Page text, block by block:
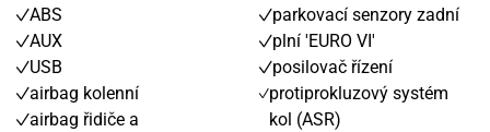
ABS
AUX
USB
airbag kolenní
airbag řidiče a
parkovací senzory zadní
plní 'EURO VI'
posilovač řízení
protiprokluzový systém
kol (ASR)